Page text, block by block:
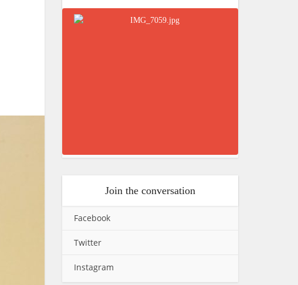
Join the conversation
Facebook
Twitter
Instagram